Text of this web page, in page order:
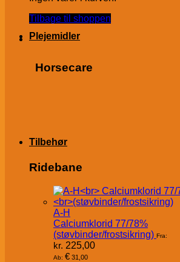
Tilbage til shoppen
Plejemidler
Horsecare
Tilbehør
Ridebane
A-H
Calciumklorid 77/78%
(støvbinder/frostsikring) Fra:
kr. 225,00
Ab: € 31,00